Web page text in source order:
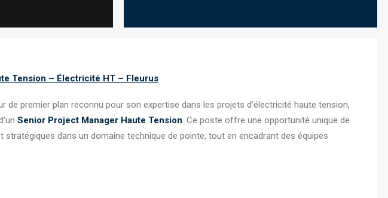
Tension – Électricité HT – Fleurus
de premier plan reconnu pour son expertise dans les projets d’électricité haute tension,
Senior Project Manager Haute Tension. Ce poste offre une opportunité unique de
stratégiques dans un domaine technique de pointe, tout en encadrant des équipes